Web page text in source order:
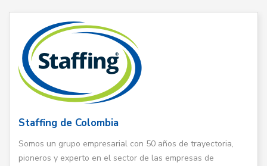
Staffing de Colombia
Somos un grupo empresarial con 50 años de trayectoria,
pioneros y experto en el sector de las empresas de